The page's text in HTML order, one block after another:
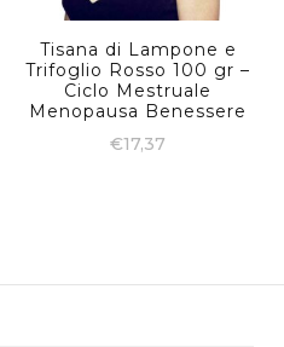
Tisana di Lampone e
Trifoglio Rosso 100 gr –
Ciclo Mestruale
Menopausa Benessere
€17,37